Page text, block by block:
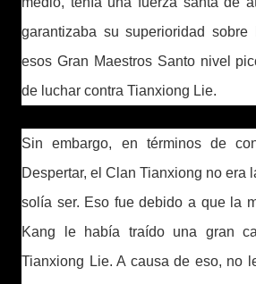
garantizaba su superioridad sobre
esos Gran Maestros Santo nivel
de luchar contra Tianxiong Lie.
Sin embargo, en términos de
Despertar, el Clan Tianxiong no era
solía ser. Eso fue debido a que la
Kang le había traído una gran
Tianxiong Lie. A causa de eso, no